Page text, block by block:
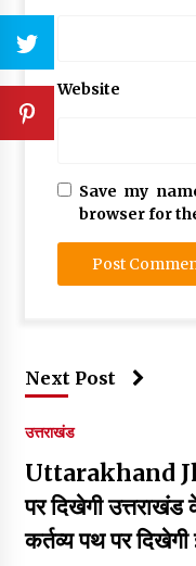
Website
Save my
browser for
Next Post
उत्तराखंड
Uttarakhand
पर दिखेगी
कर्तव्य पथ पर दिखेगी